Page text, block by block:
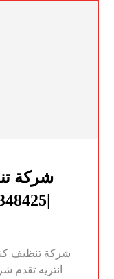
شركة
|0504348425| تنظيف انتريه
انتريه